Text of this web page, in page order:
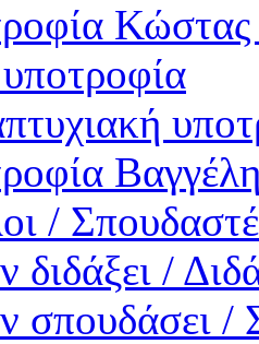
/
διδάξει /
σπουδάσει /